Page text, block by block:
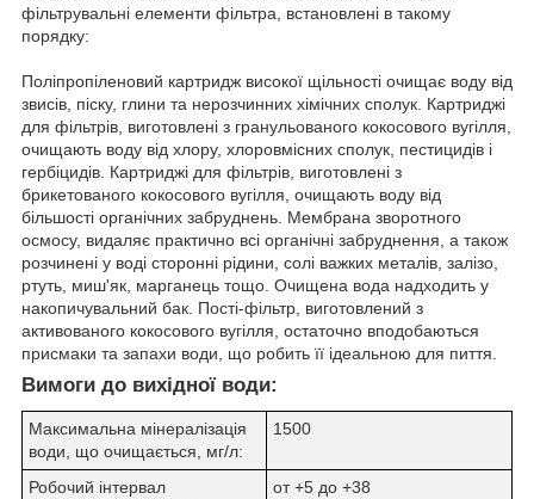
фільтрувальні елементи фільтра, встановлені в такому
порядку:
Поліпропіленовий картридж високої щільності очищає воду від
звисів, піску, глини та нерозчинних хімічних сполук. Картриджі
для фільтрів, виготовлені з гранульованого кокосового вугілля,
очищають воду від хлору, хлоровмісних сполук, пестицидів і
гербіцидів. Картриджі для фільтрів, виготовлені з
брикетованого кокосового вугілля, очищають воду від
більшості органічних забруднень. Мембрана зворотного
осмосу, видаляє практично всі органічні забруднення, а також
розчинені у воді сторонні рідини, солі важких металів, залізо,
ртуть, миш'як, марганець тощо. Очищена вода надходить у
накопичувальний бак. Пості-фільтр, виготовлений з
активованого кокосового вугілля, остаточно вподобаються
присмаки та запахи води, що робить її ідеальною для пиття.
Вимоги до вихідної води:
Максимальна мінералізація
води, що очищається, мг/л:
1500
Робочий інтервал
от +5 до +38